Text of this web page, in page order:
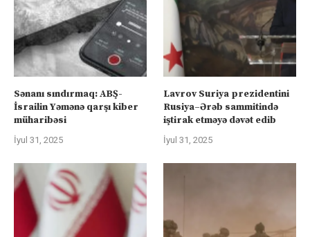
Sənanı sındırmaq: ABŞ-
İsrailin Yəmənə qarşı kiber
müharibəsi
İyul 31, 2025
Lavrov Suriya prezidentini
Rusiya–Ərəb sammitində
iştirak etməyə dəvət edib
İyul 31, 2025